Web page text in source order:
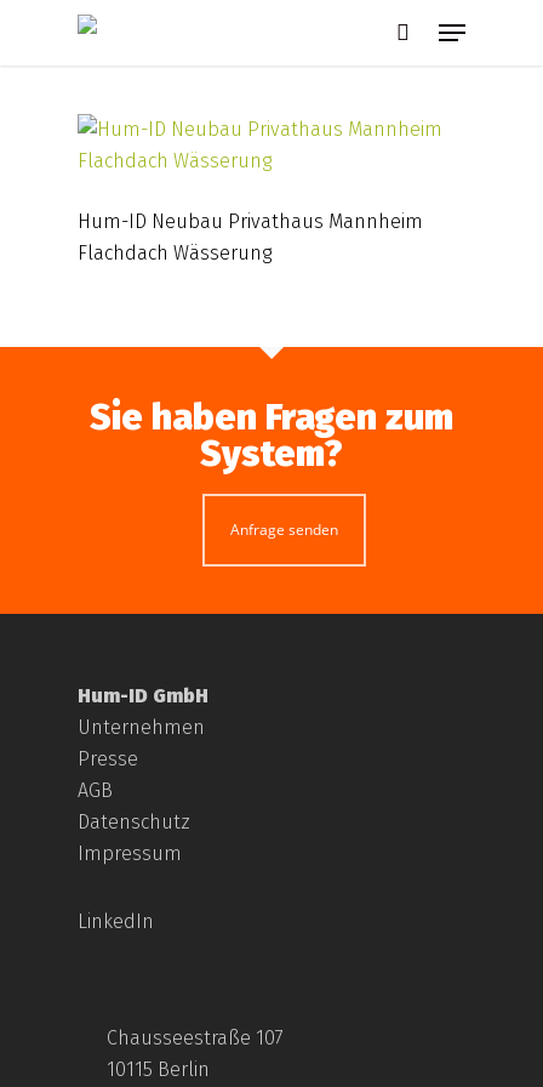
Menu
Hum-ID Neubau Privathaus Mannheim
Flachdach Wässerung
Sie haben Fragen zum
System?
Anfrage senden
Hum-ID GmbH
Unternehmen
Presse
AGB
Datenschutz
Impressum
LinkedIn
Chausseestraße 107
10115 Berlin